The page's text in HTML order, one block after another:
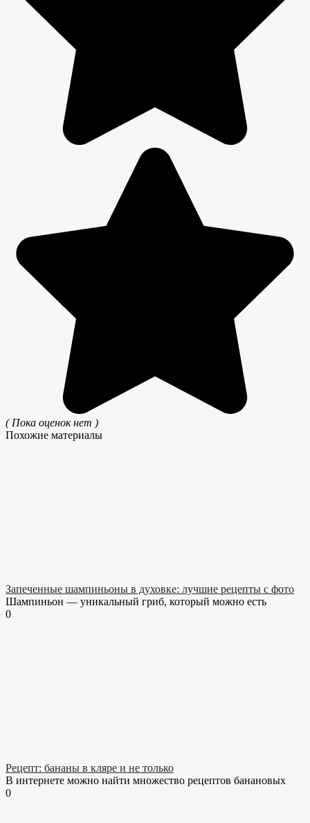
( Пока оценок нет )
Похожие материалы
Запеченные шампиньоны в духовке: лучшие рецепты с фото
Шампиньон — уникальный гриб, который можно есть
0
Рецепт: бананы в кляре и не только
В интернете можно найти множество рецептов банановых
0